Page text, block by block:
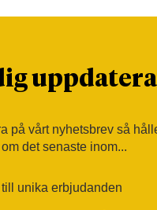
på vårt nyhetsbrev så
det senaste inom...
unika erbjudanden